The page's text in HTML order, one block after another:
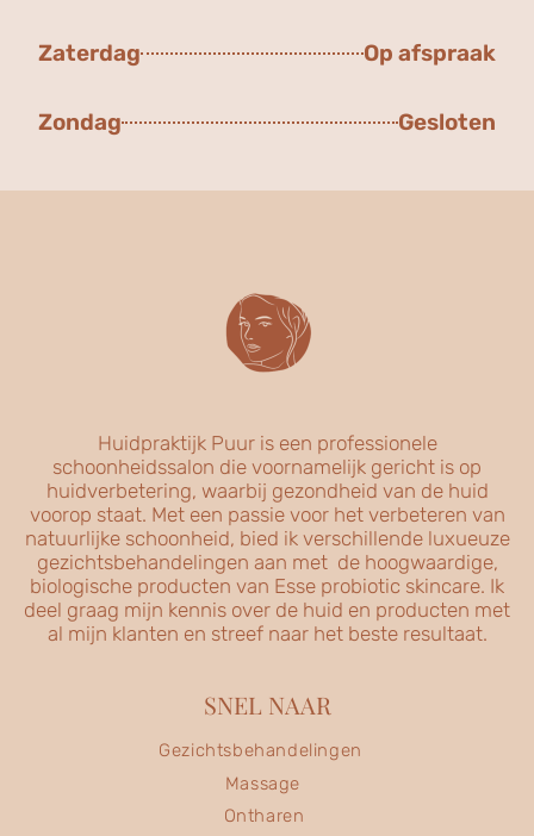
Zaterdag Op afspraak
Zondag Gesloten
Huidpraktijk Puur is een professionele
schoonheidssalon die voornamelijk gericht is op
huidverbetering, waarbij gezondheid van de huid
voorop staat. Met een passie voor het verbeteren van
natuurlijke schoonheid, bied ik verschillende luxueuze
gezichtsbehandelingen aan met de hoogwaardige,
biologische producten van Esse probiotic skincare. Ik
deel graag mijn kennis over de huid en producten met
al mijn klanten en streef naar het beste resultaat.
SNEL NAAR
Gezichtsbehandelingen
Massage
Ontharen